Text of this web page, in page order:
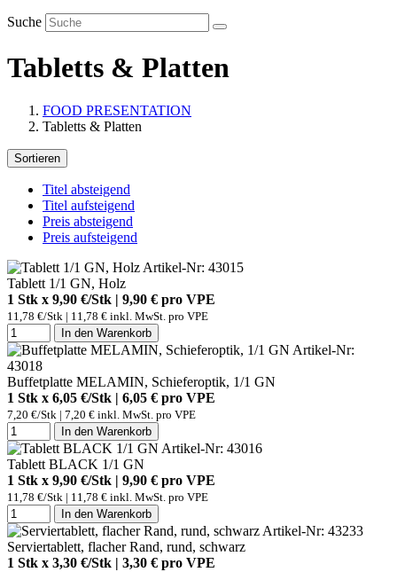
Suche
Tabletts & Platten
FOOD PRESENTATION
Tabletts & Platten
Sortieren
Titel absteigend
Titel aufsteigend
Preis absteigend
Preis aufsteigend
Artikel-Nr: 43015
Tablett 1/1 GN, Holz
1 Stk x 9,90 €/Stk | 9,90 € pro VPE
11,78 €/Stk | 11,78 € inkl. MwSt. pro VPE
In den Warenkorb
Artikel-Nr:
43018
Buffetplatte MELAMIN, Schieferoptik, 1/1 GN
1 Stk x 6,05 €/Stk | 6,05 € pro VPE
7,20 €/Stk | 7,20 € inkl. MwSt. pro VPE
In den Warenkorb
Artikel-Nr: 43016
Tablett BLACK 1/1 GN
1 Stk x 9,90 €/Stk | 9,90 € pro VPE
11,78 €/Stk | 11,78 € inkl. MwSt. pro VPE
In den Warenkorb
Artikel-Nr: 43233
Serviertablett, flacher Rand, rund, schwarz
1 Stk x 3,30 €/Stk | 3,30 € pro VPE